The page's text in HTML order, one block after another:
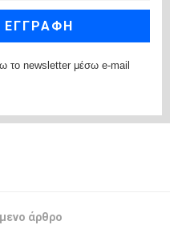
το newsletter μέσω e-mail
άρθρο